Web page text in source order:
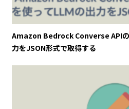
Amazon Bedrock Converse API
力をJSON形式で取得する